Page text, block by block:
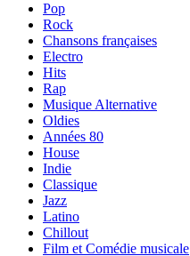
Pop
Rock
Chansons françaises
Electro
Hits
Rap
Musique Alternative
Oldies
Années 80
House
Indie
Classique
Jazz
Latino
Chillout
Film et Comédie musicale